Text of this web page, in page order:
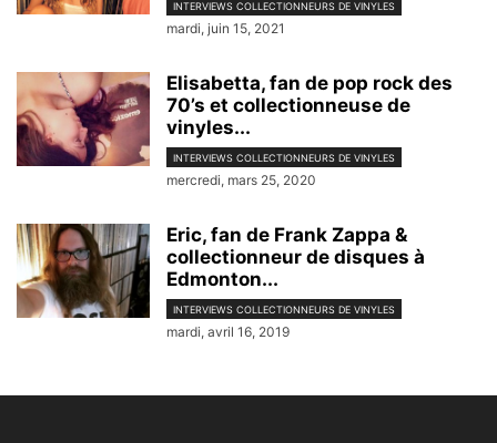
INTERVIEWS COLLECTIONNEURS DE VINYLES
mardi, juin 15, 2021
Elisabetta, fan de pop rock des
70’s et collectionneuse de
vinyles...
INTERVIEWS COLLECTIONNEURS DE VINYLES
mercredi, mars 25, 2020
Eric, fan de Frank Zappa &
collectionneur de disques à
Edmonton...
INTERVIEWS COLLECTIONNEURS DE VINYLES
mardi, avril 16, 2019